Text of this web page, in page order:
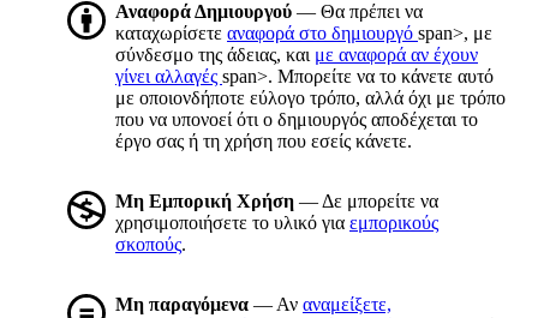
Αναφορά Δημιουργού — Θα πρέπει να
καταχωρίσετε αναφορά στο δημιουργό span>, με
σύνδεσμο της άδειας, και με αναφορά αν έχουν
γίνει αλλαγές span>. Μπορείτε να το κάνετε αυτό
με οποιονδήποτε εύλογο τρόπο, αλλά όχι με τρόπο
που να υπονοεί ότι ο δημιουργός αποδέχεται το
έργο σας ή τη χρήση που εσείς κάνετε.
Μη Εμπορική Χρήση — Δε μπορείτε να
χρησιμοποιήσετε το υλικό για εμπορικούς
σκοπούς.
Μη παραγόμενα — Αν αναμείξετε,